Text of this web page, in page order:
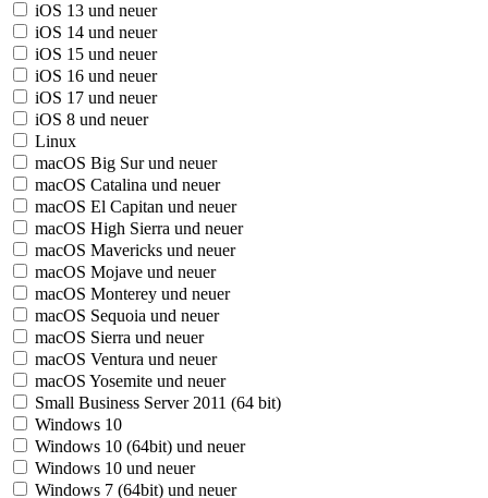
iOS 13 und neuer
iOS 14 und neuer
iOS 15 und neuer
iOS 16 und neuer
iOS 17 und neuer
iOS 8 und neuer
Linux
macOS Big Sur und neuer
macOS Catalina und neuer
macOS El Capitan und neuer
macOS High Sierra und neuer
macOS Mavericks und neuer
macOS Mojave und neuer
macOS Monterey und neuer
macOS Sequoia und neuer
macOS Sierra und neuer
macOS Ventura und neuer
macOS Yosemite und neuer
Small Business Server 2011 (64 bit)
Windows 10
Windows 10 (64bit) und neuer
Windows 10 und neuer
Windows 7 (64bit) und neuer